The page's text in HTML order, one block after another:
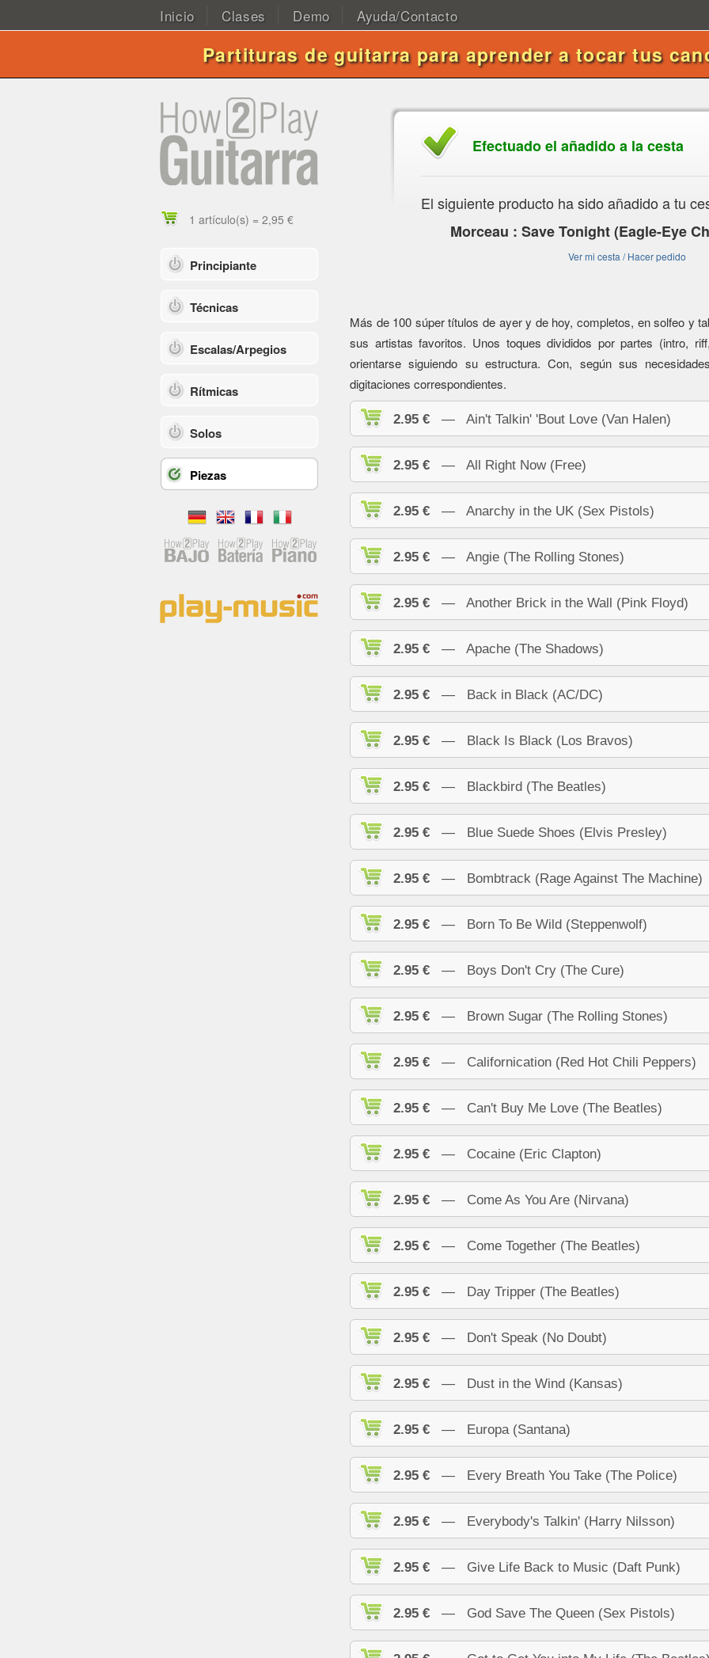
Inicio Clases Demo Ayuda/Contacto
Partituras de guitarra para aprender a tocar tus
1 artículo(s) = 2,95 €
Principiante
Técnicas
Escalas/Arpegios
Rítmicas
Solos
Piezas
Efectuado el añadido a la cesta
El siguiente producto ha sido añadido a tu
Morceau : Save Tonight (Eagle-Eye
Ver mi cesta / Hacer pedido
Más de 100 súper títulos de ayer y de hoy, completos, en solfeo y
sus artistas favoritos. Unos toques divididos por partes (intro,
orientarse siguiendo su estructura. Con, según sus
digitaciones correspondientes.
2.95 € — Ain't Talkin' 'Bout Love (Van Halen)
2.95 € — All Right Now (Free)
2.95 € — Anarchy in the UK (Sex Pistols)
2.95 € — Angie (The Rolling Stones)
2.95 € — Another Brick in the Wall (Pink Floyd)
2.95 € — Apache (The Shadows)
2.95 € — Back in Black (AC/DC)
2.95 € — Black Is Black (Los Bravos)
2.95 € — Blackbird (The Beatles)
2.95 € — Blue Suede Shoes (Elvis Presley)
2.95 € — Bombtrack (Rage Against The Machine)
2.95 € — Born To Be Wild (Steppenwolf)
2.95 € — Boys Don't Cry (The Cure)
2.95 € — Brown Sugar (The Rolling Stones)
2.95 € — Californication (Red Hot Chili Peppers)
2.95 € — Can't Buy Me Love (The Beatles)
2.95 € — Cocaine (Eric Clapton)
2.95 € — Come As You Are (Nirvana)
2.95 € — Come Together (The Beatles)
2.95 € — Day Tripper (The Beatles)
2.95 € — Don't Speak (No Doubt)
2.95 € — Dust in the Wind (Kansas)
2.95 € — Europa (Santana)
2.95 € — Every Breath You Take (The Police)
2.95 € — Everybody's Talkin' (Harry Nilsson)
2.95 € — Give Life Back to Music (Daft Punk)
2.95 € — God Save The Queen (Sex Pistols)